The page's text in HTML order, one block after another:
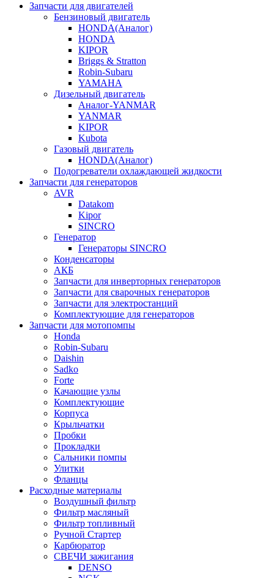
Запчасти для двигателей
Бензиновый двигатель
HONDA(Aналог)
HONDA
KIPOR
Briggs & Stratton
Robin-Subaru
YAMAHA
Дизельный двигатель
Аналог-YANMAR
YANMAR
KIPOR
Kubota
Газовый двигатель
HONDA(Aналог)
Подогреватели охлаждающей жидкости
Запчасти для генераторов
AVR
Datakom
Kipor
SINCRO
Генератор
Генераторы SINCRO
Конденсаторы
АКБ
Запчасти для инверторных генераторов
Запчасти для сварочных генераторов
Запчасти для электростанций
Комплектующие для генераторов
Запчасти для мотопомпы
Honda
Robin-Subaru
Daishin
Sadko
Forte
Качающие узлы
Комплектующие
Корпуса
Крыльчатки
Пробки
Прокладки
Сальники помпы
Улитки
Фланцы
Расходные материалы
Воздушный фильтр
Фильтр масляный
Фильтр топливный
Ручной Стартер
Карбюратор
СВЕЧИ зажигания
DENSO